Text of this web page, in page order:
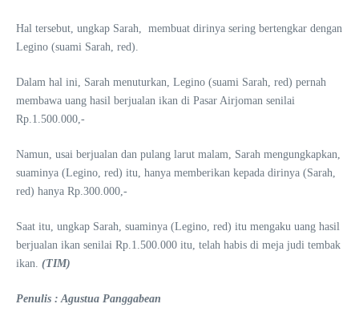
Hal tersebut, ungkap Sarah, membuat dirinya sering bertengkar dengan
Legino (suami Sarah, red).
Dalam hal ini, Sarah menuturkan, Legino (suami Sarah, red) pernah
membawa uang hasil berjualan ikan di Pasar Airjoman senilai
Rp.1.500.000,-
Namun, usai berjualan dan pulang larut malam, Sarah mengungkapkan,
suaminya (Legino, red) itu, hanya memberikan kepada dirinya (Sarah,
red) hanya Rp.300.000,-
Saat itu, ungkap Sarah, suaminya (Legino, red) itu mengaku uang hasil
berjualan ikan senilai Rp.1.500.000 itu, telah habis di meja judi tembak
ikan. (TIM)
Penulis : Agustua Panggabean